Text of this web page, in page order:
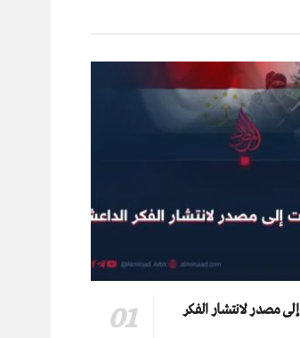
مصدر لانتشار الفكر